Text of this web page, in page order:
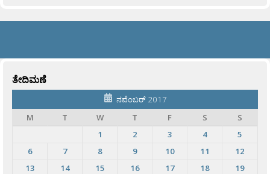
ತೇದಿಮಣೆ
ನವೆಂಬರ್ 2017
M
T W T F S
S
1
2 3 4
5
6
7 8 9 10 11
12
13
14 15 16 17 18
19